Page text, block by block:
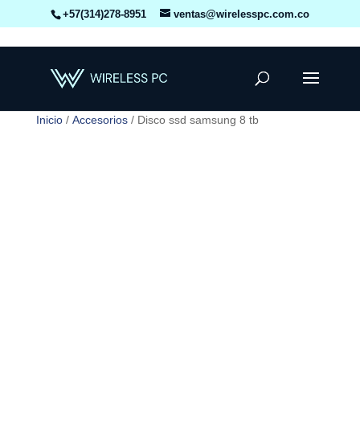
+57(314)278-8951 ventas@wirelesspc.com.co
Inicio/ Accesorios/ Disco ssd samsung 8 tb